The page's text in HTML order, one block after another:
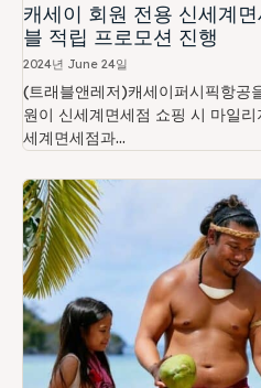
캐세이 회원 전용 신세계
블 적립 프로모션 진행
2024년 June 24일
(트래블앤레저)캐세이퍼시픽항공
원이 신세계면세점 쇼핑 시 마일
세계면세점과...